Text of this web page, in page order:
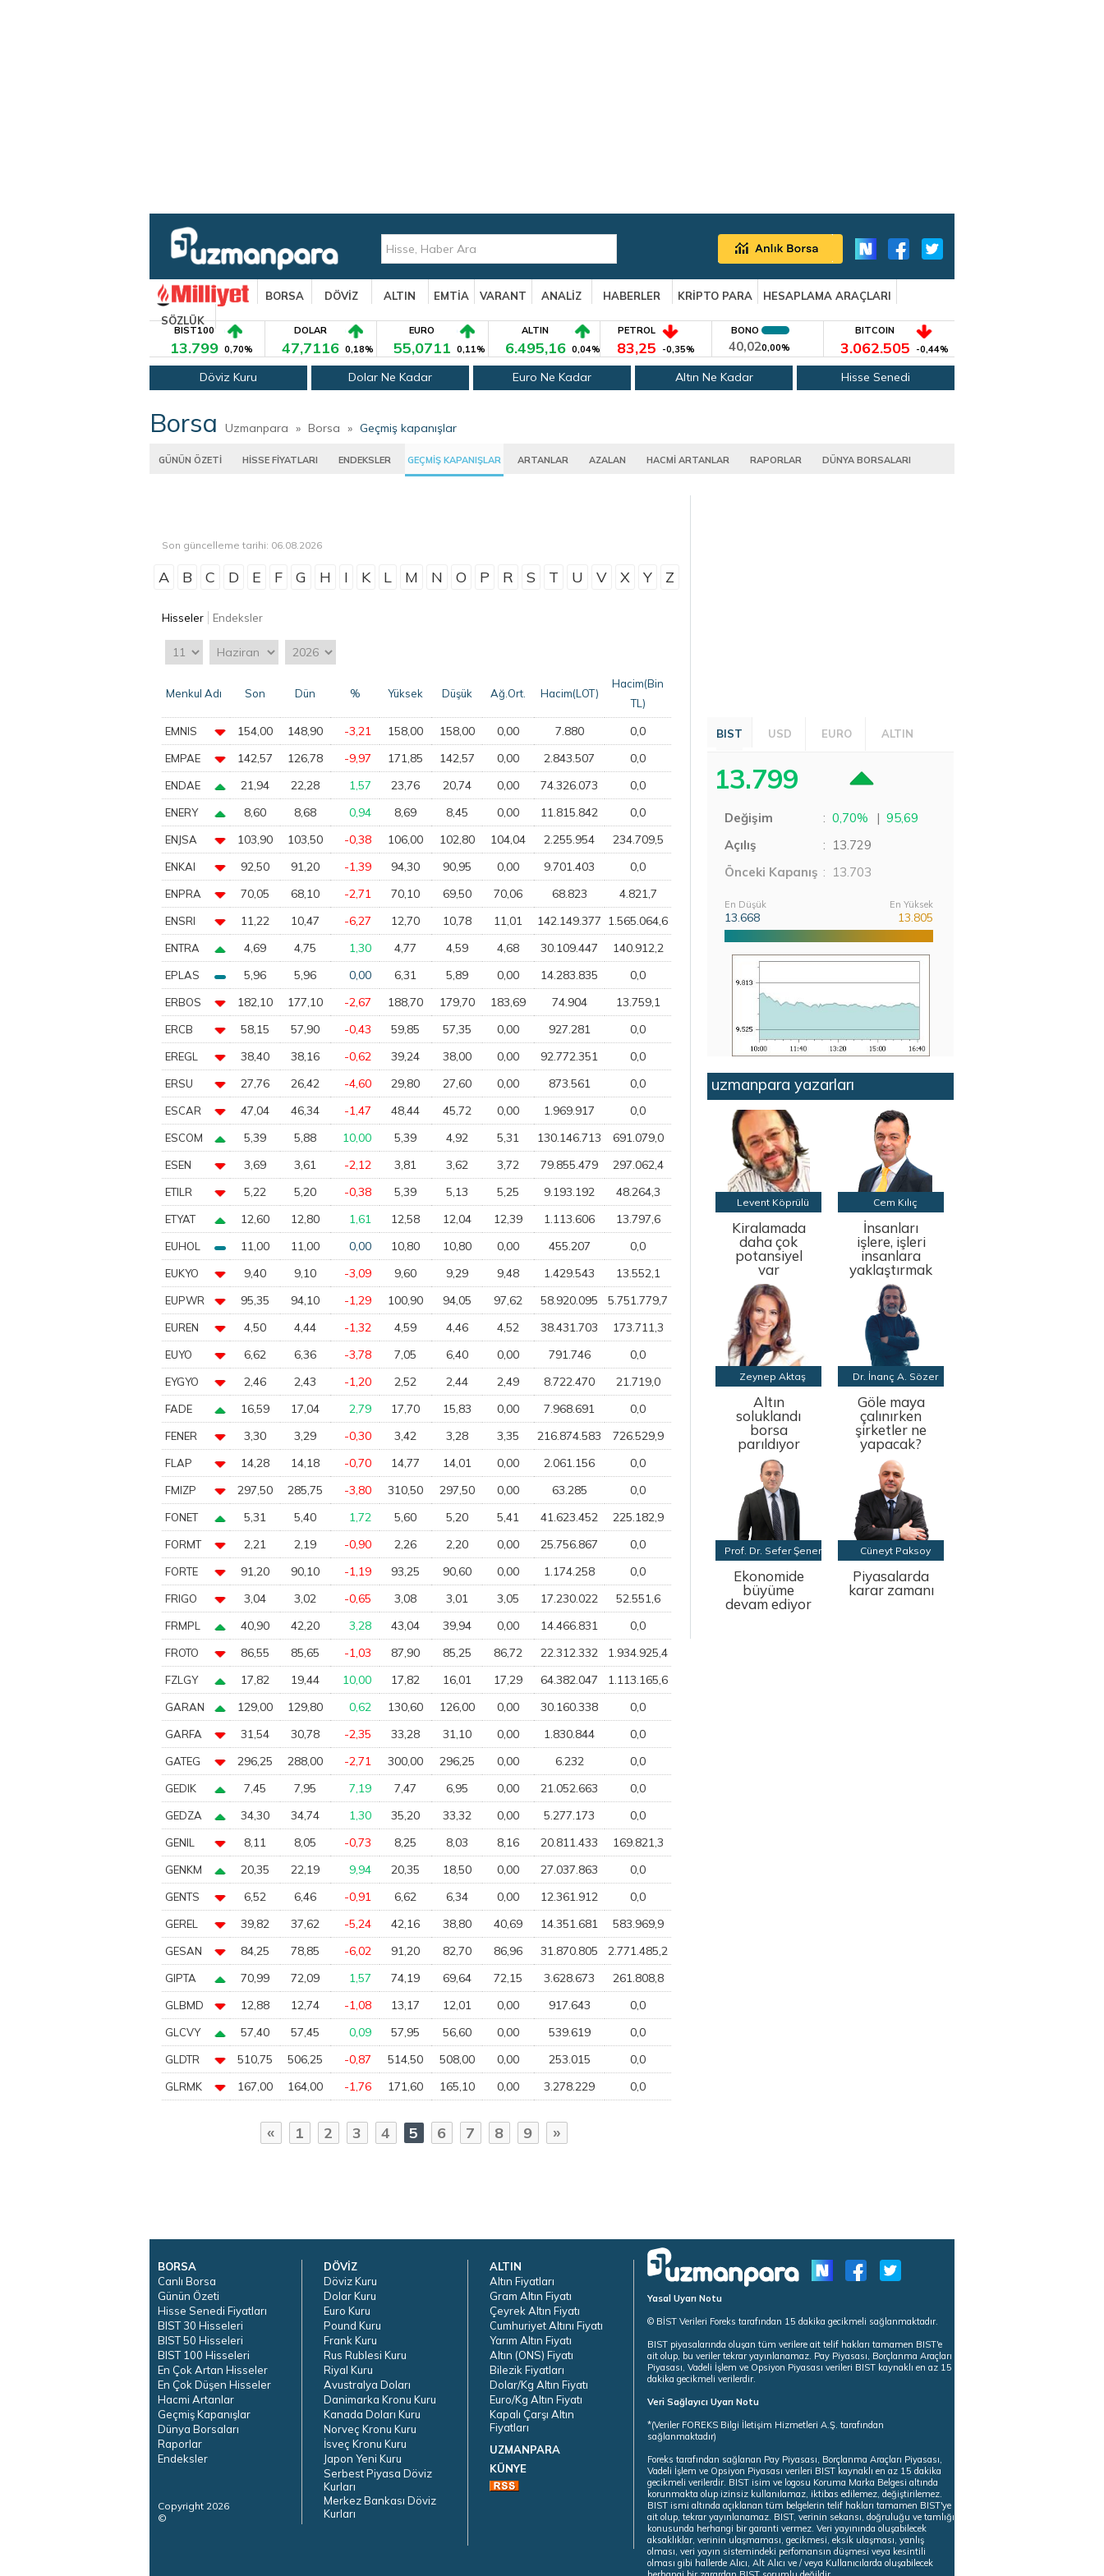
BORSA DÖVİZ ALTIN EMTİA VARANT ANALİZ HABERLER KRİPTO PARA
HESAPLAMA ARAÇLARI
SÖZLÜK
BIST100
13.799 0,70%
DOLAR
47,7116 0,18%
EURO
55,0711 0,11%
ALTIN
6.495,16 0,04%
PETROL
83,25 -0,35%
BONO
40,020,00%
BITCOIN
3.062.505 -0,44%
Döviz Kuru Dolar Ne Kadar Euro Ne Kadar Altın Ne Kadar Hisse Senedi
Borsa Uzmanpara » Borsa » Geçmiş kapanışlar
GÜNÜN ÖZETİ HİSSE FİYATLARI ENDEKSLER GEÇMİŞ KAPANIŞLAR ARTANLAR AZALAN HACMİ ARTANLAR RAPORLAR DÜNYA BORSALARI
Son güncelleme tarihi: 06.08.2026
A B C D E F G H I K L M N O P R S T U V X Y Z
Hisseler Endeksler
Menkul Adı Son Dün % Yüksek Düşük Ağ.Ort. Hacim(LOT)
Hacim(Bin
TL)
EMNIS 154,00 148,90 -3,21 158,00 158,00 0,00 7.880 0,0
EMPAE 142,57 126,78 -9,97 171,85 142,57 0,00 2.843.507 0,0
ENDAE 21,94 22,28 1,57 23,76 20,74 0,00 74.326.073 0,0
ENERY 8,60 8,68 0,94 8,69 8,45 0,00 11.815.842 0,0
ENJSA 103,90 103,50 -0,38 106,00 102,80 104,04 2.255.954 234.709,5
ENKAI 92,50 91,20 -1,39 94,30 90,95 0,00 9.701.403 0,0
ENPRA 70,05 68,10 -2,71 70,10 69,50 70,06 68.823 4.821,7
ENSRI 11,22 10,47 -6,27 12,70 10,78 11,01 142.149.377 1.565.064,6
ENTRA 4,69 4,75 1,30 4,77 4,59 4,68 30.109.447 140.912,2
EPLAS 5,96 5,96 0,00 6,31 5,89 0,00 14.283.835 0,0
ERBOS 182,10 177,10 -2,67 188,70 179,70 183,69 74.904 13.759,1
ERCB 58,15 57,90 -0,43 59,85 57,35 0,00 927.281 0,0
EREGL 38,40 38,16 -0,62 39,24 38,00 0,00 92.772.351 0,0
ERSU 27,76 26,42 -4,60 29,80 27,60 0,00 873.561 0,0
ESCAR 47,04 46,34 -1,47 48,44 45,72 0,00 1.969.917 0,0
ESCOM 5,39 5,88 10,00 5,39 4,92 5,31 130.146.713 691.079,0
ESEN 3,69 3,61 -2,12 3,81 3,62 3,72 79.855.479 297.062,4
ETILR 5,22 5,20 -0,38 5,39 5,13 5,25 9.193.192 48.264,3
ETYAT 12,60 12,80 1,61 12,58 12,04 12,39 1.113.606 13.797,6
EUHOL 11,00 11,00 0,00 10,80 10,80 0,00 455.207 0,0
EUKYO 9,40 9,10 -3,09 9,60 9,29 9,48 1.429.543 13.552,1
EUPWR 95,35 94,10 -1,29 100,90 94,05 97,62 58.920.095 5.751.779,7
EUREN 4,50 4,44 -1,32 4,59 4,46 4,52 38.431.703 173.711,3
EUYO 6,62 6,36 -3,78 7,05 6,40 0,00 791.746 0,0
EYGYO 2,46 2,43 -1,20 2,52 2,44 2,49 8.722.470 21.719,0
FADE 16,59 17,04 2,79 17,70 15,83 0,00 7.968.691 0,0
FENER 3,30 3,29 -0,30 3,42 3,28 3,35 216.874.583 726.529,9
FLAP 14,28 14,18 -0,70 14,77 14,01 0,00 2.061.156 0,0
FMIZP 297,50 285,75 -3,80 310,50 297,50 0,00 63.285 0,0
FONET 5,31 5,40 1,72 5,60 5,20 5,41 41.623.452 225.182,9
FORMT 2,21 2,19 -0,90 2,26 2,20 0,00 25.756.867 0,0
FORTE 91,20 90,10 -1,19 93,25 90,60 0,00 1.174.258 0,0
FRIGO 3,04 3,02 -0,65 3,08 3,01 3,05 17.230.022 52.551,6
FRMPL 40,90 42,20 3,28 43,04 39,94 0,00 14.466.831 0,0
FROTO 86,55 85,65 -1,03 87,90 85,25 86,72 22.312.332 1.934.925,4
FZLGY 17,82 19,44 10,00 17,82 16,01 17,29 64.382.047 1.113.165,6
GARAN 129,00 129,80 0,62 130,60 126,00 0,00 30.160.338 0,0
GARFA 31,54 30,78 -2,35 33,28 31,10 0,00 1.830.844 0,0
GATEG 296,25 288,00 -2,71 300,00 296,25 0,00 6.232 0,0
GEDIK 7,45 7,95 7,19 7,47 6,95 0,00 21.052.663 0,0
GEDZA 34,30 34,74 1,30 35,20 33,32 0,00 5.277.173 0,0
GENIL 8,11 8,05 -0,73 8,25 8,03 8,16 20.811.433 169.821,3
GENKM 20,35 22,19 9,94 20,35 18,50 0,00 27.037.863 0,0
GENTS 6,52 6,46 -0,91 6,62 6,34 0,00 12.361.912 0,0
GEREL 39,82 37,62 -5,24 42,16 38,80 40,69 14.351.681 583.969,9
GESAN 84,25 78,85 -6,02 91,20 82,70 86,96 31.870.805 2.771.485,2
GIPTA 70,99 72,09 1,57 74,19 69,64 72,15 3.628.673 261.808,8
GLBMD 12,88 12,74 -1,08 13,17 12,01 0,00 917.643 0,0
GLCVY 57,40 57,45 0,09 57,95 56,60 0,00 539.619 0,0
GLDTR 510,75 506,25 -0,87 514,50 508,00 0,00 253.015 0,0
GLRMK 167,00 164,00 -1,76 171,60 165,10 0,00 3.278.229 0,0
« 1 2 3 4 5 6 7 8 9 »
BIST USD EURO ALTIN
13.799
Değişim : 0,70% | 95,69
Açılış
: 13.729
Önceki Kapanış : 13.703
En Düşük
13.668
En Yüksek
13.805
uzmanpara yazarları
Levent Köprülü
Kiralamada
daha çok
potansiyel
var
Cem Kılıç
İnsanları
işlere, işleri
insanlara
yaklaştırmak
Zeynep Aktaş
Altın
soluklandı
borsa
parıldıyor
Dr. İnanç A. Sözer
Göle maya
çalınırken
şirketler ne
yapacak?
Prof. Dr. Sefer Şener
Ekonomide
büyüme
devam ediyor
Cüneyt Paksoy
Piyasalarda
karar zamanı
BORSA
Canlı Borsa
Günün Özeti
Hisse Senedi Fiyatları
BIST 30 Hisseleri
BIST 50 Hisseleri
BIST 100 Hisseleri
En Çok Artan Hisseler
En Çok Düşen Hisseler
Hacmi Artanlar
Geçmiş Kapanışlar
Dünya Borsaları
Raporlar
Endeksler
Copyright 2026
©
DÖVİZ
Döviz Kuru
Dolar Kuru
Euro Kuru
Pound Kuru
Frank Kuru
Rus Rublesi Kuru
Riyal Kuru
Avustralya Doları
Danimarka Kronu Kuru
Kanada Doları Kuru
Norveç Kronu Kuru
İsveç Kronu Kuru
Japon Yeni Kuru
Serbest Piyasa Döviz
Kurları
Merkez Bankası Döviz
Kurları
ALTIN
Altın Fiyatları
Gram Altın Fiyatı
Çeyrek Altın Fiyatı
Cumhuriyet Altını Fiyatı
Yarım Altın Fiyatı
Altın (ONS) Fiyatı
Bilezik Fiyatları
Dolar/Kg Altın Fiyatı
Euro/Kg Altın Fiyatı
Kapalı Çarşı Altın
Fiyatları
UZMANPARA
KÜNYE
Yasal Uyarı Notu
© BİST Verileri Foreks tarafından 15 dakika gecikmeli sağlanmaktadır.
BIST piyasalarında oluşan tüm verilere ait telif hakları tamamen BIST'e
ait olup, bu veriler tekrar yayınlanamaz. Pay Piyasası, Borçlanma Araçları
Piyasası, Vadeli İşlem ve Opsiyon Piyasası verileri BIST kaynaklı en az 15
dakika gecikmeli verilerdir.
Veri Sağlayıcı Uyarı Notu
*(Veriler FOREKS Bilgi İletişim Hizmetleri A.Ş. tarafından
sağlanmaktadır)
Foreks tarafından sağlanan Pay Piyasası, Borçlanma Araçları Piyasası,
Vadeli İşlem ve Opsiyon Piyasası verileri BIST kaynaklı en az 15 dakika
gecikmeli verilerdir. BIST isim ve logosu Koruma Marka Belgesi altında
korunmakta olup izinsiz kullanılamaz, iktibas edilemez, değiştirilemez.
BIST ismi altında açıklanan tüm belgelerin telif hakları tamamen BIST'ye
ait olup, tekrar yayınlanamaz. BIST, verinin sekansı, doğruluğu ve tamlığı
konusunda herhangi bir garanti vermez. Veri yayınında oluşabilecek
aksaklıklar, verinin ulaşmaması, gecikmesi, eksik ulaşması, yanlış
olması, veri yayın sistemindeki perfomansın düşmesi veya kesintili
olması gibi hallerde Alıcı, Alt Alıcı ve / veya Kullanıcılarda oluşabilecek